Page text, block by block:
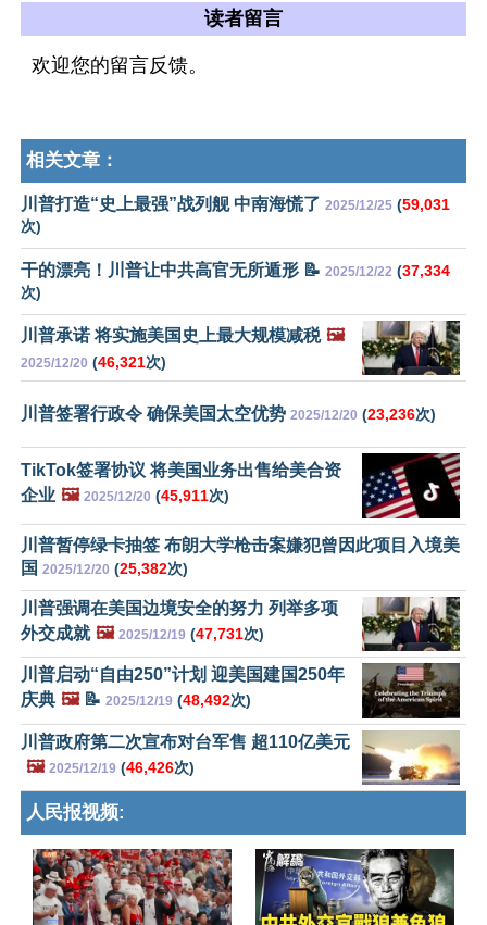
读者留言
欢迎您的留言反馈。
相关文章：
川普打造“史上最强”战列舰 中南海慌了 2025/12/25 (59,031
次)
干的漂亮！川普让中共高官无所遁形 📝 2025/12/22 (37,334
次)
川普承诺 将实施美国史上最大规模减税 🖼️
2025/12/20 (46,321次)
川普签署行政令 确保美国太空优势 2025/12/20 (23,236次)
TikTok签署协议 将美国业务出售给美合资
企业 🖼️ 2025/12/20 (45,911次)
川普暂停绿卡抽签 布朗大学枪击案嫌犯曾因此项目入境美
国 2025/12/20 (25,382次)
川普强调在美国边境安全的努力 列举多项
外交成就 🖼️ 2025/12/19 (47,731次)
川普启动“自由250”计划 迎美国建国250年
庆典 🖼️📝 2025/12/19 (48,492次)
川普政府第二次宣布对台军售 超110亿美元
🖼️ 2025/12/19 (46,426次)
人民报视频: